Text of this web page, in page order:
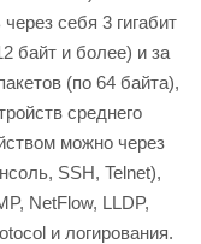
себя 3 гигабит
байт и более) и за
(по 64 байта),
среднего
можно через
SSH, Telnet),
NetFlow, LLDP,
и логирования.